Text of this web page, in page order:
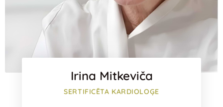
Irina Mitkeviča
SERTIFICĒTA KARDIOLOĢE